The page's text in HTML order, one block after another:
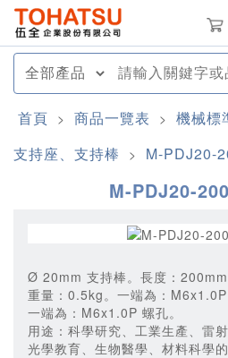
首頁 > 商品一覽表 > 機械標
支持座、支持棒 > M-PDJ20-
M-PDJ20-
Ø 20mm 支持棒。長度：200mm
重量：0.5kg。一端為：M6x1.0P
一端為：M6x1.0P 螺孔。
用途：科學研究、工業生產、雷射
光學教育、生物醫學、材料科學的